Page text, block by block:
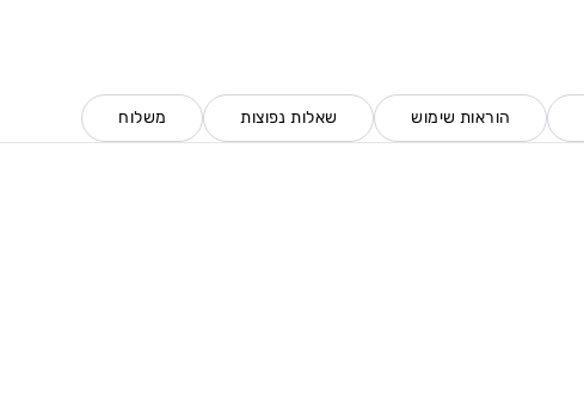
הוראות שימוש שאלות נפוצות משלוח